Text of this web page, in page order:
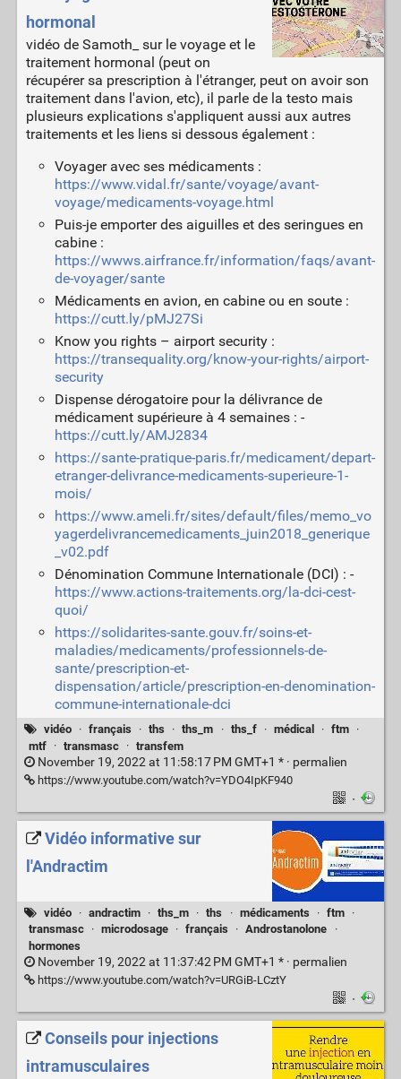
hormonal
vidéo de Samoth_ sur le voyage et le
traitement hormonal (peut on
récupérer sa prescription à l'étranger, peut on avoir son
traitement dans l'avion, etc), il parle de la testo mais
plusieurs explications s'appliquent aussi aux autres
traitements et les liens si dessous également :
Voyager avec ses médicaments :
https://www.vidal.fr/sante/voyage/avant-
voyage/medicaments-voyage.html
Puis-je emporter des aiguilles et des seringues en
cabine :
https://wwws.airfrance.fr/information/faqs/avant-
de-voyager/sante
Médicaments en avion, en cabine ou en soute :
https://cutt.ly/pMJ27Si
Know you rights – airport security :
https://transequality.org/know-your-rights/airport-
security
Dispense dérogatoire pour la délivrance de
médicament supérieure à 4 semaines : -
https://cutt.ly/AMJ2834
https://sante-pratique-paris.fr/medicament/depart-
etranger-delivrance-medicaments-superieure-1-
mois/
https://www.ameli.fr/sites/default/files/memo_vo
yagerdelivrancemedicaments_juin2018_generique
_v02.pdf
Dénomination Commune Internationale (DCI) : -
https://www.actions-traitements.org/la-dci-cest-
quoi/
https://solidarites-sante.gouv.fr/soins-et-
maladies/medicaments/professionnels-de-
sante/prescription-et-
dispensation/article/prescription-en-denomination-
commune-internationale-dci
vidéo · français · ths · ths_m · ths_f · médical · ftm ·
mtf
· transmasc · transfem
November 19, 2022 at 11:58:17 PM GMT+1 * · permalien
https://www.youtube.com/watch?v=YDO4IpKF940
·
Vidéo informative sur
l'Andractim
vidéo · andractim · ths_m · ths · médicaments · ftm
·
transmasc
· microdosage · français · Androstanolone
·
hormones
November 19, 2022 at 11:37:42 PM GMT+1 * · permalien
https://www.youtube.com/watch?v=URGiB-LCztY
·
Conseils pour injections
intramusculaires